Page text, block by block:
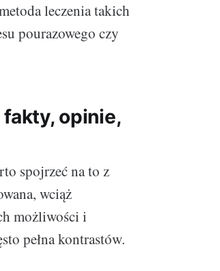
leczenia takich
pourazowego czy
opinie,
spojrzeć na to z
wciąż
możliwości i
pełna kontrastów.